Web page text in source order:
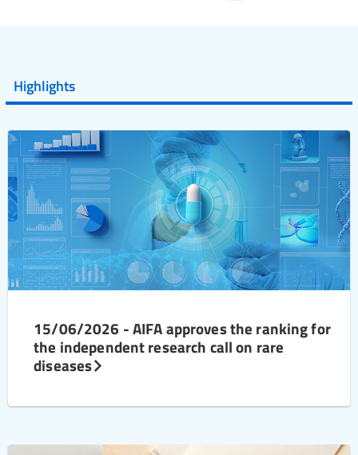
Highlights
15/06/2026 - AIFA approves the ranking for
the independent research call on rare
diseases